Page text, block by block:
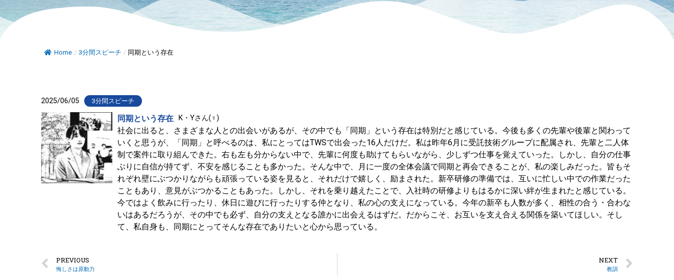
Home / 3分間スピーチ / 同期という存在
2025/06/05 3分間スピーチ
同期という存在 K・Yさん(♀)
社会に出ると、さまざまな人との出会いがあるが、その中でも「同期」という存在は特別だと感じている。今後も多くの先輩や後輩と関わって
いくと思うが、「同期」と呼べるのは、私にとってはTWSで出会った16人だけだ。私は昨年6月に受託技術グループに配属され、先輩と二人体
制で案件に取り組んできた。右も左も分からない中で、先輩に何度も助けてもらいながら、少しずつ仕事を覚えていった。しかし、自分の仕事
ぶりに自信が持てず、不安を感じることも多かった。そんな中で、月に一度の全体会議で同期と再会できることが、私の楽しみだった。皆もそ
れぞれ壁にぶつかりながらも頑張っている姿を見ると、それだけで嬉しく、励まされた。新卒研修の準備では、互いに忙しい中での作業だった
こともあり、意見がぶつかることもあった。しかし、それを乗り越えたことで、入社時の研修よりもはるかに深い絆が生まれたと感じている。
今ではよく飲みに行ったり、休日に遊びに行ったりする仲となり、私の心の支えになっている。今年の新卒も人数が多く、相性の合う・合わな
いはあるだろうが、その中でも必ず、自分の支えとなる誰かに出会えるはずだ。だからこそ、お互いを支え合える関係を築いてほしい。そし
て、私自身も、同期にとってそんな存在でありたいと心から思っている。
PREVIOUS
悔しさは原動力
NEXT
教訓